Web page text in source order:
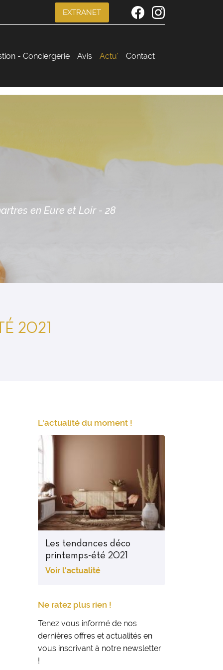
EXTRANET
- Conciergerie Avis Actu' Contact
en Eure et Loir - 28
2021
L'actualité du moment !
Les tendances déco
printemps-été 2021
Voir l'actualité
Ne ratez plus rien !
Tenez vous informé de nos
dernières offres et actualités en
vous inscrivant à notre newsletter
!